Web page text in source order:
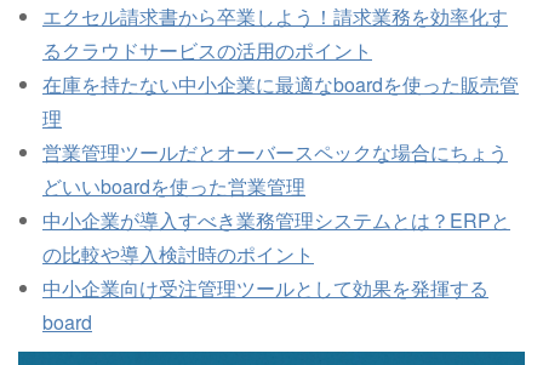
エクセル請求書から卒業しよう！請求業務を効率化す
るクラウドサービスの活用のポイント
在庫を持たない中小企業に最適なboardを使った販売管
理
営業管理ツールだとオーバースペックな場合にちょう
どいいboardを使った営業管理
中小企業が導入すべき業務管理システムとは？ERPと
の比較や導入検討時のポイント
中小企業向け受注管理ツールとして効果を発揮する
board